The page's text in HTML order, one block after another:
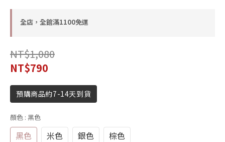
全店，全館滿1100免運
NT$1,080
NT$790
預購商品約7-14天到貨
顏色 : 黑色
黑色 米色 銀色 棕色